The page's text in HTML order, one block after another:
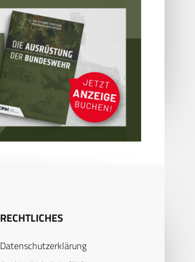
RECHTLICHES
Datenschutzerklärung